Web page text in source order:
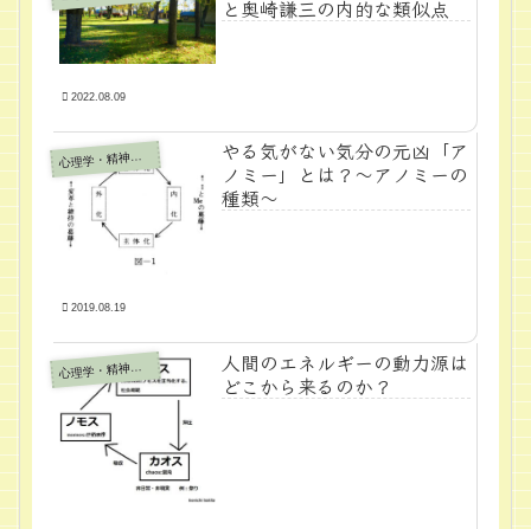
と奥崎謙三の内的な類似点
2022.08.09
心
理学・精神医学
やる気がない気分の元凶「ア
ノミー」とは？～アノミーの
種類～
2019.08.19
心
理学・精神医学
人間のエネルギーの動力源は
どこから来るのか？